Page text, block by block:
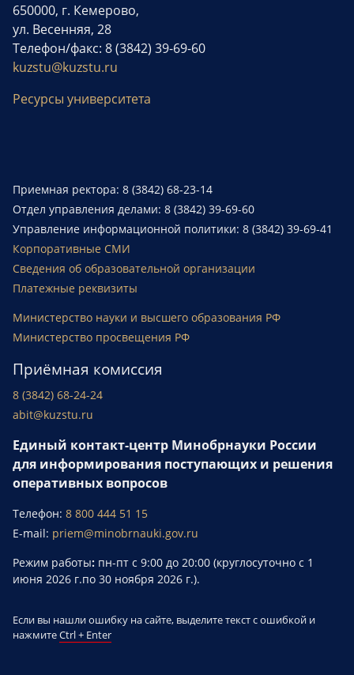
650000, г. Кемерово,
ул. Весенняя, 28
Телефон/факс: 8 (3842) 39-69-60
kuzstu@kuzstu.ru
Ресурсы университета
Приемная ректора: 8 (3842) 68-23-14
Отдел управления делами: 8 (3842) 39-69-60
Управление информационной политики: 8 (3842) 39-69-41
Корпоративные СМИ
Сведения об образовательной организации
Платежные реквизиты
Министерство науки и высшего образования РФ
Министерство просвещения РФ
Приёмная комиссия
8 (3842) 68-24-24
abit@kuzstu.ru
Единый контакт-центр Минобрнауки России
для информирования поступающих и решения
оперативных вопросов
Телефон: 8 800 444 51 15
E-mail: priem@minobrnauki.gov.ru
Режим работы: пн-пт с 9:00 до 20:00 (круглосуточно с 1
июня 2026 г.по 30 ноября 2026 г.).
Если вы нашли ошибку на сайте, выделите текст с ошибкой и
нажмитеCtrl + Enter